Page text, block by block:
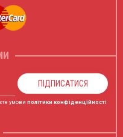
ПІДПИСАТИСЯ
умови політики конфіденційності